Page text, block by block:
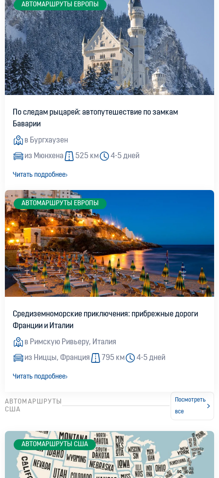
АВТОМАРШРУТЫ ЕВРОПЫ
По следам рыцарей: автопутешествие по замкам
Баварии
в Бургхаузен
из Мюнхена
525 км 4-5 дней
Читать подробнее
АВТОМАРШРУТЫ ЕВРОПЫ
Средиземноморские приключения: прибрежные дороги
Франции и Италии
в Римскую Ривьеру, Италия
из Ниццы, Франция
795 км 4-5 дней
Читать подробнее
АВТОМАРШРУТЫ
США
Посмотреть
все
АВТОМАРШРУТЫ США